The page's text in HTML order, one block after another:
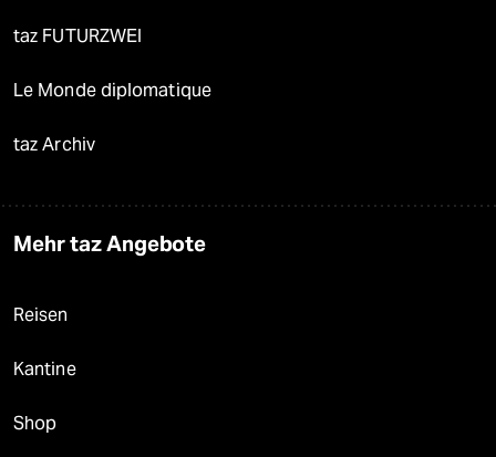
taz FUTURZWEI
Le Monde diplomatique
taz Archiv
Mehr taz Angebote
Reisen
Kantine
Shop